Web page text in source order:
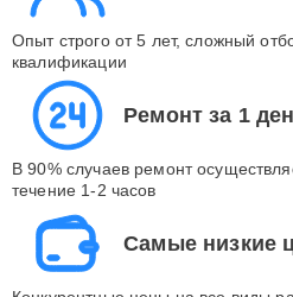
Опыт строго от 5 лет, сложный
квалификации
Ремонт за 1
В 90% случаев ремонт
течение 1-2 часов
Самые низкие